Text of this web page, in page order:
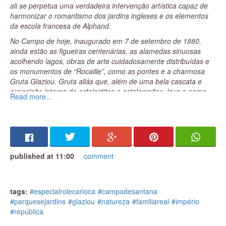
artísticas. Ativista, foi um dos programadores culturais do
Ocupa Minc-RJ e é colunista daAgência de Notícias das
Favelas, a ANF. Também faz harmonia e evolução em
blocos de Carnaval como Céu da Terra, Orquestra Voadora,
Vem Cá Minha Flor, Bagunço e Tambores de Olokum.
ali se perpetua uma verdadeira intervenção artística capaz de
harmonizar o romantismo dos jardins ingleses e os elementos
da escola francesa de Alphand.
No Campo de hoje, inaugurado em 7 de setembro de 1880,
ainda estão as figueiras centenárias, as alamedas sinuosas
acolhendo lagos, obras de arte cuidadosamente distribuídas e
os monumentos de “Rocaille”, como as pontes e a charmosa
Gruta Glaziou. Gruta aliás que, além de uma bela cascata e
exposição interna de estalactites e estalagmites, leva o nome
de seu criador: uma homenagem ao paisagista francês
este projeto com perfeição.
Além dascotias, cisnes e pavões, outros traços podem ser
observados, bastando apenas fechar os olhos e abrir a janela
do Brasil.
No início, era um pedacinho de manguezal chamado
deCampo da Cidadepor se localizar além da rua da Vala (hoje
Uruguaiana), o limite da área urbana desta cidade fundada por
Estácio de Sá, em 1565. E assim permaneceu até 1735,
Read more...
published at 11:00 comment
tags: #especialrolecarioca #campodesantana
#parquesejardins #glaziou #natureza #familiareal #império
#república